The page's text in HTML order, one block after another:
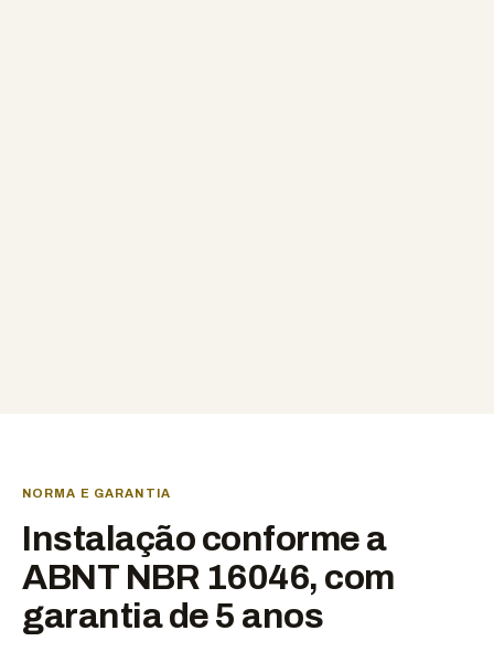
NORMA E GARANTIA
Instalação conforme a
ABNT NBR 16046, com
garantia de 5 anos